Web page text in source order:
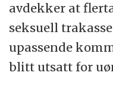
avdekker at
seksuell
upassende
blitt utsatt for